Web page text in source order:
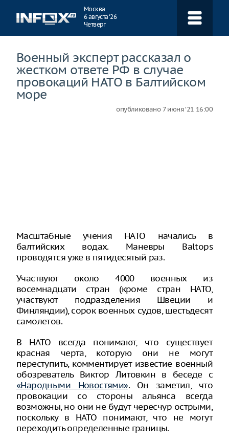
Москва
6 августа ‘26
Четверг
Военный эксперт рассказал о
жестком ответе РФ в случае
провокаций НАТО в Балтийском
море
опубликовано7 июня ‘21 16:00
Масштабные учения НАТО начались в
балтийских водах. Маневры Baltops
проводятся уже в пятидесятый раз.
Участвуют около 4000 военных из
восемнадцати стран (кроме стран НАТО,
участвуют подразделения Швеции и
Финляндии), сорок военных судов, шестьдесят
самолетов.
В НАТО всегда понимают, что существует
красная черта, которую они не могут
переступить, комментирует известие военный
обозреватель Виктор Литовкин в беседе с
«Народными Новостями». Он заметил, что
провокации со стороны альянса всегда
возможны, но они не будут чересчур острыми,
поскольку в НАТО понимают, что не могут
переходить определенные границы.